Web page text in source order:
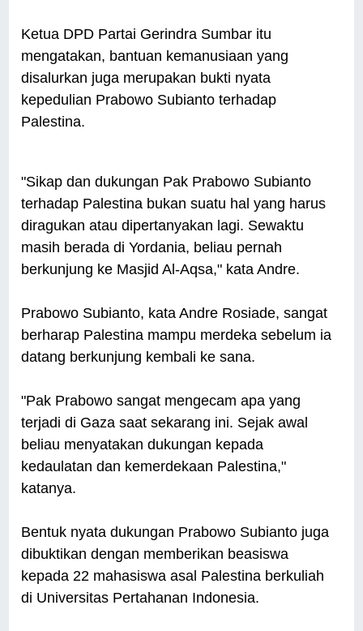
Ketua DPD Partai Gerindra Sumbar itu
mengatakan, bantuan kemanusiaan yang
disalurkan juga merupakan bukti nyata
kepedulian Prabowo Subianto terhadap
Palestina.
"Sikap dan dukungan Pak Prabowo Subianto
terhadap Palestina bukan suatu hal yang harus
diragukan atau dipertanyakan lagi. Sewaktu
masih berada di Yordania, beliau pernah
berkunjung ke Masjid Al-Aqsa," kata Andre.
Prabowo Subianto, kata Andre Rosiade, sangat
berharap Palestina mampu merdeka sebelum ia
datang berkunjung kembali ke sana.
"Pak Prabowo sangat mengecam apa yang
terjadi di Gaza saat sekarang ini. Sejak awal
beliau menyatakan dukungan kepada
kedaulatan dan kemerdekaan Palestina,"
katanya.
Bentuk nyata dukungan Prabowo Subianto juga
dibuktikan dengan memberikan beasiswa
kepada 22 mahasiswa asal Palestina berkuliah
di Universitas Pertahanan Indonesia.